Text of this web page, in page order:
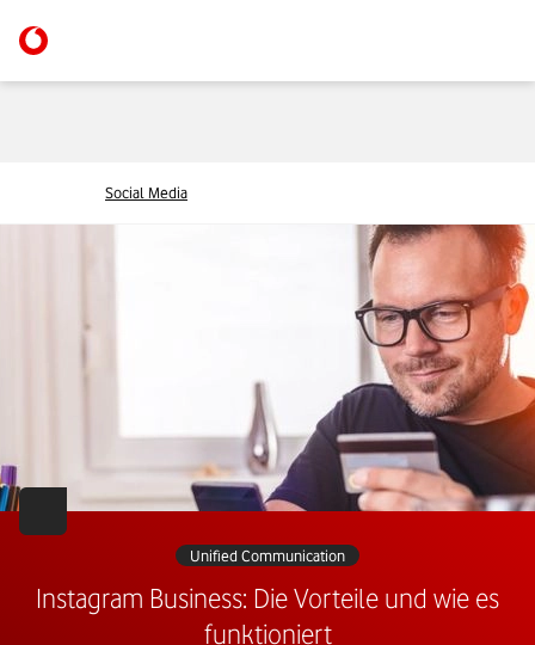
Social Media
Unified Communication
Instagram Business: Die Vorteile und wie es
funktioniert